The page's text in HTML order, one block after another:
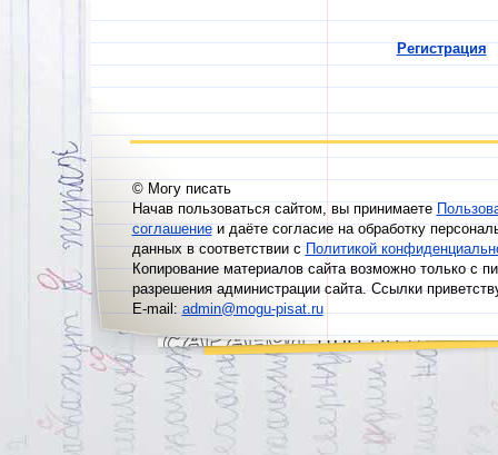
Регистрация
© Могу писать
Начав пользоваться сайтом, вы принимаете
соглашениеи даёте согласие на обработку
данных в соответствии сПолитикой
Копирование материалов сайта возможно только с
разрешения администрации сайта. Ссылки
E-mail:admin@mogu-pisat.ru